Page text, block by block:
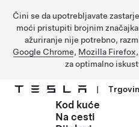
Čini se da upotrebljavate
moći pristupiti brojnim
ažuriranje nije potrebno,
Google Chrome, Mozilla Firefox,
za optimalno
Prijeđite na glavni sadržaj
|
Kod kuće
Na cesti